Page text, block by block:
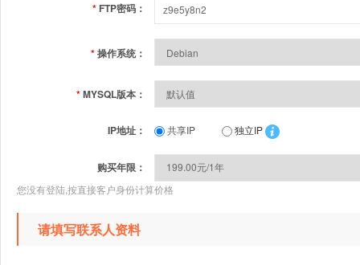
* FTP密码：
*操作系统：
*MYSQL版本：
IP地址： 共享IP 独立IP
购买年限：
您没有登陆,按直接客户身份计算价格
请填写联系人资料